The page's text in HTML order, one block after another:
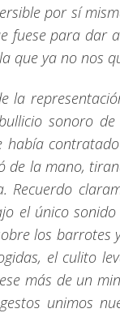
por sí
fuese para dar
que ya no nos
la
sonoro
había
de la mano,
Recuerdo
el único
los barrotes
el culito
más de un
unimos